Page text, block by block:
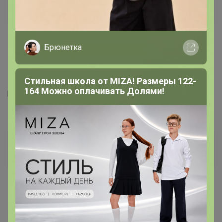
13 мая, 2021 10:31
apellsinka, модель 38-40 64118-1 Серебро 2 6 3 , уже
на складе или ещё отшивается? Долго её ждать если
ряд закроется? И ещё такая можел интересует 38-44
51419-1 Белый
Великий магистр
13 мая, 2021 11:08
Брюнетка
Стильная школа от MIZA! Размеры 122-
164 Можно оплачивать Долями!